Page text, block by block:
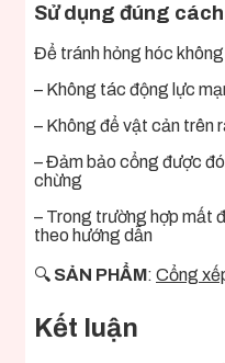
Sử dụng đúng cách
Để tránh hỏng hóc
– Không tác động lực
– Không để vật cản trên
– Đảm bảo cổng được
chừng
– Trong trường hợp mất
theo hướng dẫn
🔍 SẢN PHẨM : Cổng
Kết luận